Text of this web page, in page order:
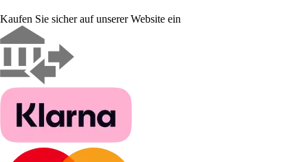
Kaufen Sie sicher auf unserer Website ein